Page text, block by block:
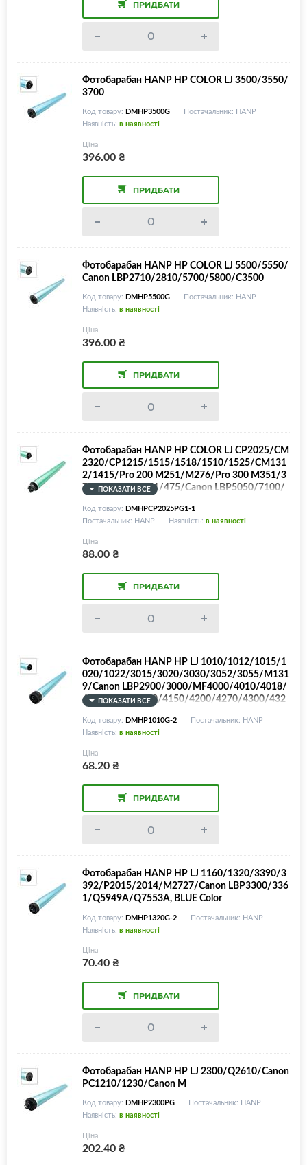
ПРИДБАТИ
Фотобарабан HANP HP COLOR LJ 3500/3550/
3700
Код товару: DMHP3500G
Постачальник: HANP
Наявність: в наявності
Ціна
396.00₴
ПРИДБАТИ
Фотобарабан HANP HP COLOR LJ 5500/5550/
Canon LBP2710/2810/5700/5800/C3500
Код товару: DMHP5500G
Постачальник: HANP
Наявність: в наявності
Ціна
396.00₴
ПРИДБАТИ
Фотобарабан HANP HP COLOR LJ CP2025/CM
2320/CP1215/1515/1518/1510/1525/CM131
2/1415/Pro 200 M251/M276/Pro 300 M351/3
75/Pro 400 M451/475/Canon LBP5050/7100/
7200/7600/MF8030/8040/8050/8080/8230/8
280/8330/8350/CB540A/CB541A/CB542A/C
B543A/CC530A/531A/532A/533A/CE410A/C
E411A/CE412A/CE413A/CE320A/CE321A/CE
322A/CE323A/CF210A/CF211A/CF212A/CF2
13A/Canon 716/718, GREEN Color
ПОКАЗАТИ ВСЕ
Код товару: DMHPCP2025PG1-1
Постачальник: HANP
Наявність: в наявності
Ціна
88.00₴
ПРИДБАТИ
Фотобарабан HANP HP LJ 1010/1012/1015/1
020/1022/3015/3020/3030/3052/3055/M131
9/Canon LBP2900/3000/MF4000/4010/4018/
4100/4120/4140/4150/4200/4270/4300/432
0/4330/4340/4350/4370/4380/4600/4660/4
690/FAX L-100/120/140/160/230/Q2612A/Ca
non 703/FX9/FX10, BLUE Color
ПОКАЗАТИ ВСЕ
Код товару: DMHP1010G-2
Постачальник: HANP
Наявність: в наявності
Ціна
68.20₴
ПРИДБАТИ
Фотобарабан HANP HP LJ 1160/1320/3390/3
392/P2015/2014/M2727/Canon LBP3300/336
1/Q5949A/Q7553A, BLUE Color
Код товару: DMHP1320G-2
Постачальник: HANP
Наявність: в наявності
Ціна
70.40₴
ПРИДБАТИ
Фотобарабан HANP HP LJ 2300/Q2610/Canon
PC1210/1230/Canon M
Код товару: DMHP2300PG
Постачальник: HANP
Наявність: в наявності
Ціна
202.40₴